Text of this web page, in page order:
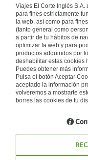
Quiénes somos
Financiación
Sostenibilidad
Turismo accesible
Tarjeta El Corte Inglés
Trabaja con nosotros
El Corte Inglés
Canal Ético
Enlaces de
Guías de viaje
Catálogos
Auto check-in
Condiciones
Política de privacidad
Política de cookies
Accesibilidad
Empresas/ Grupos
Internacional
España
Visita nuestro blog
Blog de Viajes el
Viajes El Corte Inglés
para fines estrictamente
la web, así como para
(tanto general como
a partir de tu hábitos de
optimizar la web y para
productos adquiridos por
deshabilitar estas cookies
Puedes obtener más
Pulsa el botón Aceptar
aceptado la información
volveremos a mostrarte
borres las cookies de tu